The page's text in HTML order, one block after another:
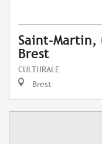
Saint-
Brest
CULTURALE
Brest